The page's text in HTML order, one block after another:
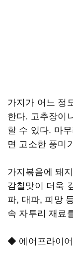
가지가 어느 정
한다. 고추장이
할 수 있다. 마
면 고소한 풍미
가지볶음에 돼
감칠맛이 더욱
파, 대파, 피망
속 자투리 재료
◆ 에어프라이어